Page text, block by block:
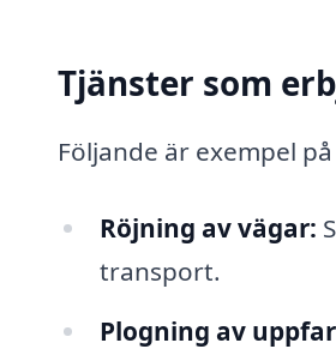
Tjänster som
Följande är exempel
Röjning av vägar:
transport.
Plogning av